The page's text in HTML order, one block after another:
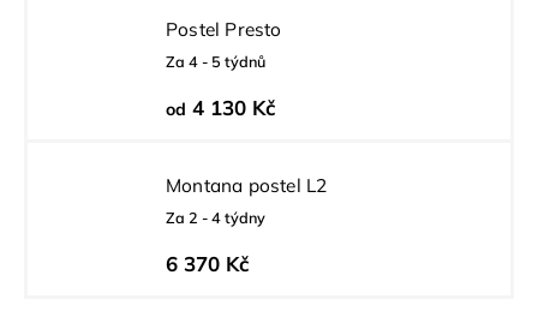
Postel Presto
Za 4 - 5 týdnů
od 4 130 Kč
Montana postel L2
Za 2 - 4 týdny
6 370 Kč